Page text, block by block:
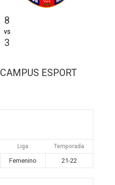
8
vs
3
CAMPUS ESPORT
Liga Temporada
Femenino 21-22